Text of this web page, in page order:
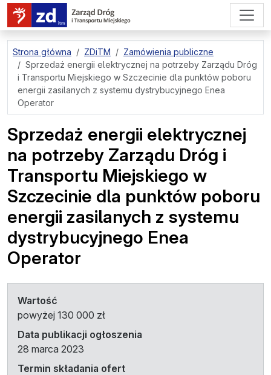
przejdź do treści strony
Strona główna ZDiTM
Zamówienia publiczne
Sprzedaż energii elektrycznej na potrzeby Zarządu Dróg
i Transportu Miejskiego w Szczecinie dla punktów poboru
energii zasilanych z systemu dystrybucyjnego Enea
Operator
Sprzedaż energii elektrycznej
na potrzeby Zarządu Dróg i
Transportu Miejskiego w
Szczecinie dla punktów poboru
energii zasilanych z systemu
dystrybucyjnego Enea
Operator
Wartość
powyżej 130 000 zł
Data publikacji ogłoszenia
28 marca 2023
Termin składania ofert